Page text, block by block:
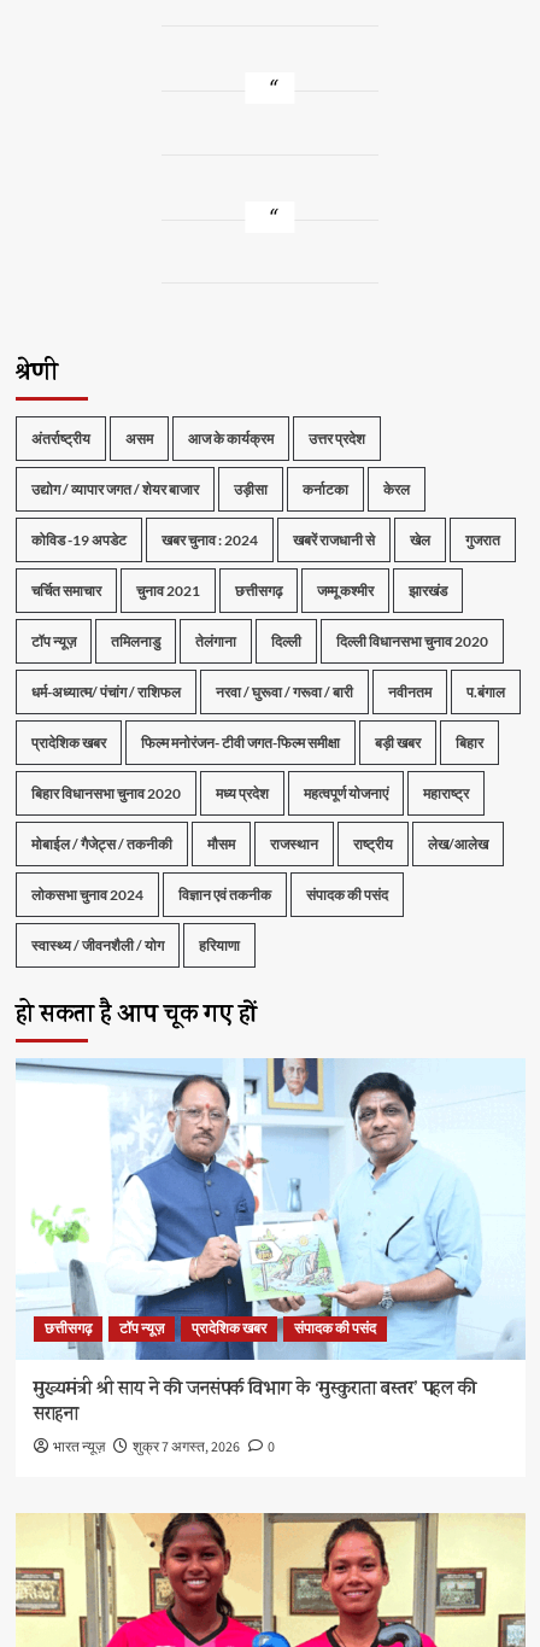
श्रेणी
अंतर्राष्ट्रीय असम आज के कार्यक्रम उत्तर प्रदेश
उद्योग / व्यापार जगत / शेयर बाजार उड़ीसा कर्नाटका केरल
कोविड -19 अपडेट खबर चुनाव : 2024 खबरें राजधानी से खेल गुजरात
चर्चित समाचार चुनाव 2021 छत्तीसगढ़ जम्मू कश्मीर झारखंड
टॉप न्यूज़ तमिलनाडु तेलंगाना दिल्ली दिल्ली विधानसभा चुनाव 2020
धर्म-अध्यात्म/ पंचांग / राशिफल नरवा / घुरूवा / गरूवा / बारी नवीनतम प.बंगाल
प्रादेशिक खबर फिल्म मनोरंजन- टीवी जगत-फिल्म समीक्षा बड़ी खबर बिहार
बिहार विधानसभा चुनाव 2020 मध्य प्रदेश महत्वपूर्ण योजनाएं महाराष्ट्र
मोबाईल / गैजेट्स / तकनीकी मौसम राजस्थान राष्ट्रीय लेख/आलेख
लोकसभा चुनाव 2024 विज्ञान एवं तकनीक संपादक की पसंद
स्वास्थ्य / जीवनशैली / योग हरियाणा
हो सकता है आप चूक गए हों
छत्तीसगढ़ टॉप न्यूज़ प्रादेशिक खबर संपादक की पसंद
मुख्यमंत्री श्री साय ने की जनसंपर्क विभाग के ‘मुस्कुराता बस्तर’ पहल की
सराहना
भारत न्यूज़ शुक्र 7 अगस्त, 2026 0